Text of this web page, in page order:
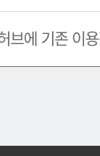
브에 기존 이